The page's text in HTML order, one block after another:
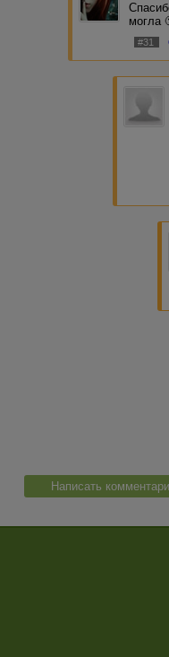
могла
#31
Написать